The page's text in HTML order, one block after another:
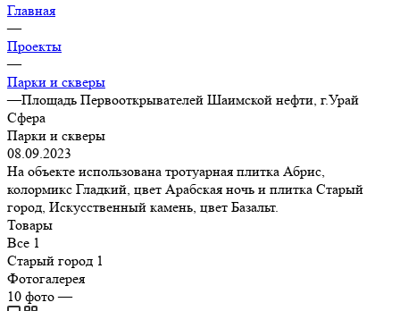
Главная
—
Проекты
—
Парки и скверы
—Площадь Первооткрывателей Шаимской нефти, г.Урай
Сфера
Парки и скверы
08.09.2023
На объекте использована тротуарная плитка Абрис,
колормикс Гладкий, цвет Арабская ночь и плитка Старый
город, Искусственный камень, цвет Базальт.
Товары
Все 1
Старый город 1
Фотогалерея
10 фото—